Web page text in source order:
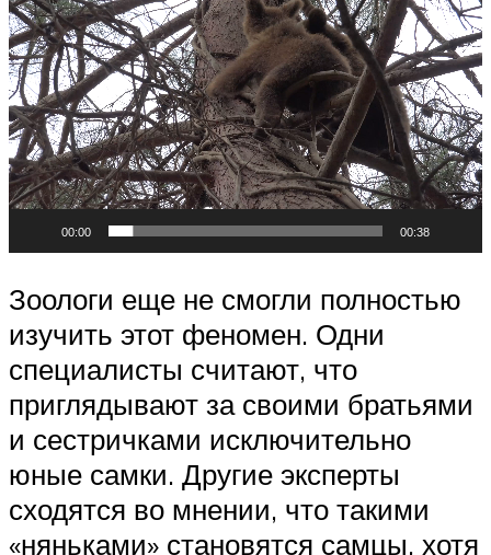
00:00 00:38
Зоологи еще не смогли полностью
изучить этот феномен. Одни
специалисты считают, что
приглядывают за своими братьями
и сестричками исключительно
юные самки. Другие эксперты
сходятся во мнении, что такими
«няньками» становятся самцы, хотя